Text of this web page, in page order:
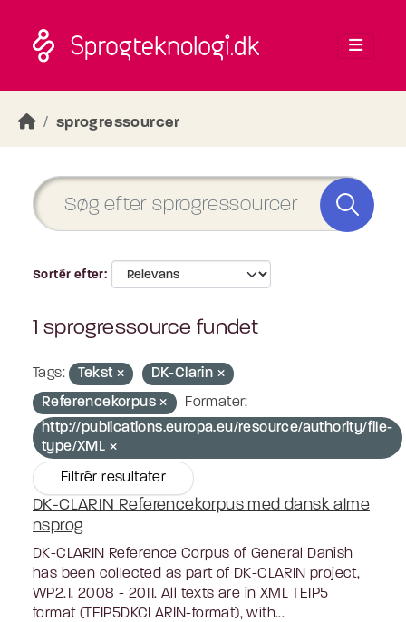
sprogressourcer
Sortér efter
1 sprogressource fundet
Tags: Tekst
DK-Clarin
Referencekorpus
Formater:
http://publications.europa.eu/resource/authority/file-
type/XML
Filtrér resultater
DK-CLARIN Referencekorpus med dansk alme
nsprog
DK-CLARIN Reference Corpus of General Danish
has been collected as part of DK-CLARIN project,
WP2.1, 2008 - 2011. All texts are in XML TEIP5
format (TEIP5DKCLARIN-format), with...